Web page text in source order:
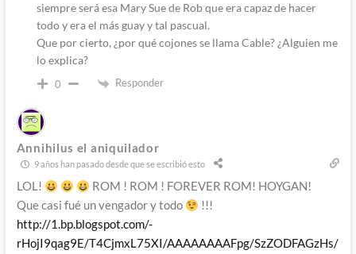
siempre será esa Mary Sue de Rob que era capaz de hacer
todo y era el más guay y tal pascual.
Que por cierto, ¿por qué cojones se llama Cable? ¿Alguien me
lo explica?
0 Responder
Annihilus el aniquilador
9 años han pasado desde que se escribió esto
LOL!
ROM ! ROM ! FOREVER ROM! HOYGAN!
Que casi fué un vengador y todo
!!!
http://1.bp.blogspot.com/-
rHojI9qag9E/T4CjmxL75XI/AAAAAAAAFpg/SzZODFAGzHs/